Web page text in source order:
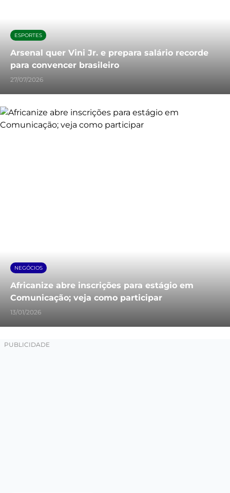
ESPORTES
Arsenal quer Vini Jr. e prepara salário recorde
para convencer brasileiro
27/07/2026
NEGÓCIOS
Africanize abre inscrições para estágio em
Comunicação; veja como participar
13/01/2026